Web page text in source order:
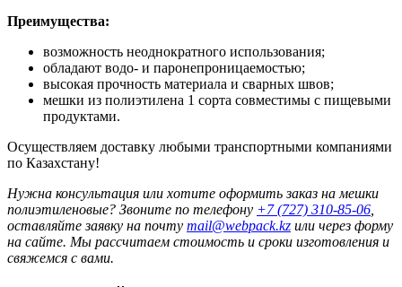
Преимущества:
возможность неоднократного использования;
обладают водо- и паронепроницаемостью;
высокая прочность материала и сварных швов;
мешки из полиэтилена 1 сорта совместимы с пищевыми
продуктами.
Осуществляем доставку любыми транспортными компаниями
по Казахстану!
Нужна консультация или хотите оформить заказ на мешки
полиэтиленовые? Звоните по телефону +7 (727) 310-85-06
оставляйте заявку на почту mail@webpack.kz или через форму
на сайте. Мы рассчитаем стоимость и сроки изготовления и
свяжемся с вами.